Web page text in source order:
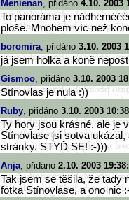
Menienan, přidáno 4.10. 2003
To panoráma je
ploše. Mnohem víc než
boromira, přidáno 3.10. 2003
já jsem holka a koně
Gismoo, přidáno 3.10. 2003
Stínovlas je nula :))
Ruby, přidáno 3.10. 2003
Ty hory jsou krásné, ale je
Stínovlase jsi sotva
stránky. STYĎ SE! :-)))
Anja, přidáno 2.10. 2003
Tak jsem se těšila, že tady
fotka Stínovlase, a ono nic